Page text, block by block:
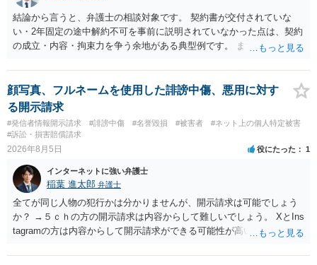
結論から言うと、弁護士の相談対象です。 契約書が交付されていな
い・2年固定の途中解約不可を事前に説明されていなかった点は、契約
の成立・内容・拘束力を争う余地がある典型例です。 まずは、運営と
みてはいかがでしょうか。 また同時並行で（もしまだされていないの
であれば）書面で退所意思の明確化はしておくべきだと考えます。
顔写真、フルネームを使用した誹謗中傷、悪用に対す
る開示請求
#発信者情報開示請求 #誹謗中傷 #名誉毀損 #被害者
#ネット上の個人特定被害
#訴訟・損害賠償請求
2026年8月5日 役にたった 1
インターネットに強い弁護士
稲葉 進太郎 弁護士
全てが同じ人物の犯行かは分かりませんが、開示請求は可能でしょう
か？ →５ｃｈの方の開示請求は内容からして難しいでしょう。 XとIns
tagramの方は内容からして開示請求ができる可能性が高いでしょう。
いでしょう。７月中にアカウントが削除されている場合、今から進め